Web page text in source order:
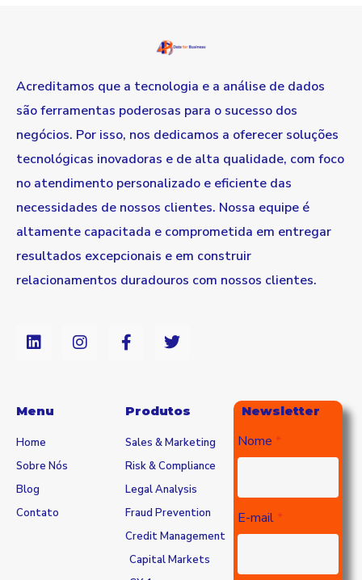
Acreditamos que a tecnologia e a análise de dados
são ferramentas poderosas para o sucesso dos
negócios. Por isso, nos dedicamos a oferecer soluções
tecnológicas inovadoras e de alta qualidade, com foco
no atendimento personalizado e eficiente das
necessidades de nossos clientes. Nossa equipe é
altamente capacitada e comprometida em entregar
resultados excepcionais e em construir
relacionamentos duradouros com nossos clientes.
Menu
Home
Sobre Nós
Blog
Contato
Produtos
Sales & Marketing
Risk & Compliance
Legal Analysis
Fraud Prevention
Credit Management
Capital Markets
Newsletter
Nome
E-mail